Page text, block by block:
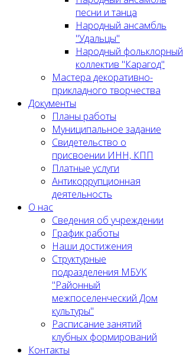
песни и танца
Народный ансамбль
"Удальцы"
Народный фольклорный
коллектив "Карагод"
Мастера декоративно-
прикладного творчества
Документы
Планы работы
Муниципальное задание
Cвидетельство о
присвоении ИНН, КПП
Платные услуги
Антикоррупционная
деятельность
О нас
Сведения об учреждении
График работы
Наши достижения
Структурные
подразделения МБУК
"Районный
межпоселенческий Дом
культуры"
Расписание занятий
клубных формирований
Контакты